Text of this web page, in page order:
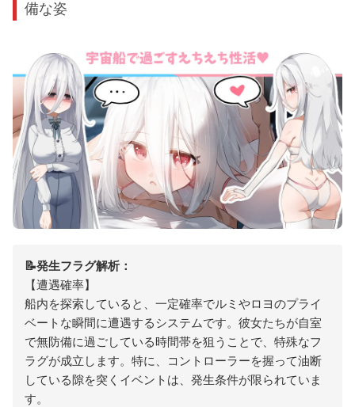
備な姿
📝発生フラグ解析：
【遭遇確率】
船内を探索していると、一定確率でルミやロヨのプライ
ベートな瞬間に遭遇するシステムです。彼女たちが自室
で無防備に過ごしている時間帯を狙うことで、特殊なフ
ラグが成立します。特に、コントローラーを握って油断
している隙を突くイベントは、発生条件が限られていま
す。